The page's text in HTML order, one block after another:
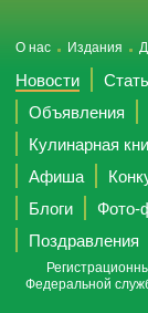
О нас Издания
Новости
Объявления
Кулинарная
Афиша
Блоги
Фото-
Поздравления
Федеральной